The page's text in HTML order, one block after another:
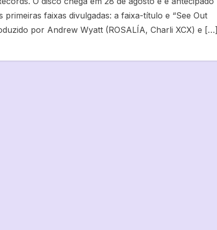
primeiras faixas divulgadas: a faixa-título e “See Out
por Andrew Wyatt (ROSALÍA, Charli XCX) e […]